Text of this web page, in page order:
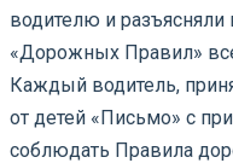
водителю и
«Дорожных Правил»
Каждый водитель,
от детей «Письмо» с
соблюдать Правила